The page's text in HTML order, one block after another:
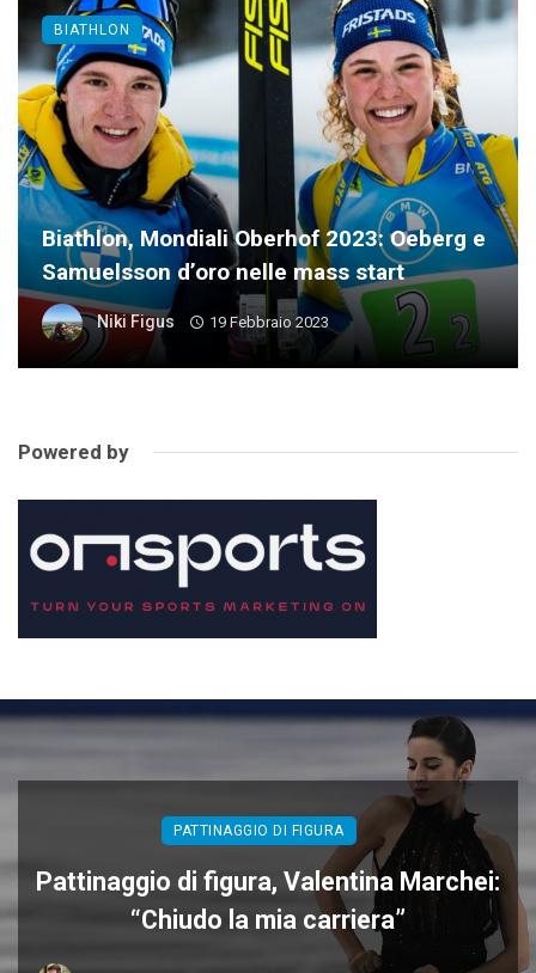
Biathlon, Mondiali Oberhof 2023: Oeberg e
Samuelsson d’oro nelle mass start
Niki Figus 19 Febbraio 2023
BIATHLON
Powered by
PATTINAGGIO DI FIGURA
Pattinaggio di figura, Valentina Marchei:
“Chiudo la mia carriera”